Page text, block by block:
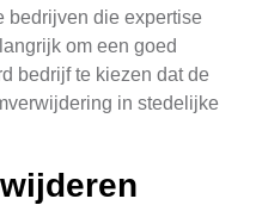
bedrijven die expertise
om een goed
bedrijf te kiezen dat de
in stedelijke